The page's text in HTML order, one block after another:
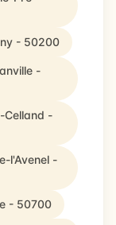
- 50200
-
Celland -
l'Avenel -
- 50700